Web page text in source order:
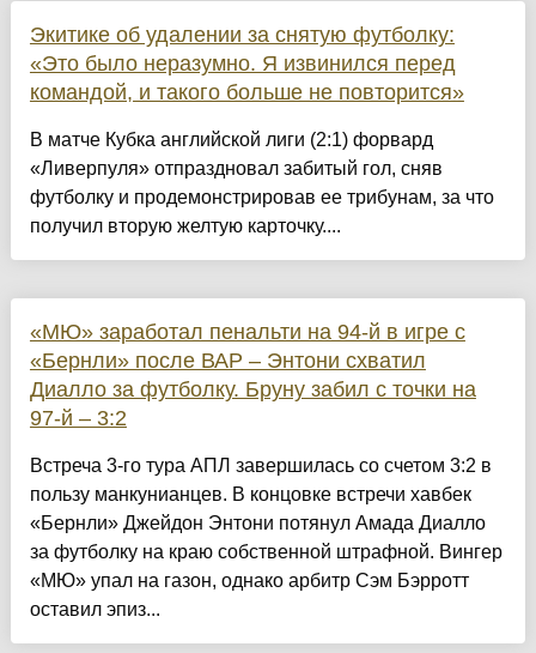
Экитике об удалении за снятую футболку:
«Это было неразумно. Я извинился перед
командой, и такого больше не повторится»
В матче Кубка английской лиги (2:1) форвард
«Ливерпуля» отпраздновал забитый гол, сняв
футболку и продемонстрировав ее трибунам, за что
получил вторую желтую карточку....
«МЮ» заработал пенальти на 94-й в игре с
«Бернли» после ВАР – Энтони схватил
Диалло за футболку. Бруну забил с точки на
97-й – 3:2
Встреча 3-го тура АПЛ завершилась со счетом 3:2 в
пользу манкунианцев. В концовке встречи хавбек
«Бернли» Джейдон Энтони потянул Амада Диалло
за футболку на краю собственной штрафной. Вингер
«МЮ» упал на газон, однако арбитр Сэм Бэрротт
оставил эпиз...